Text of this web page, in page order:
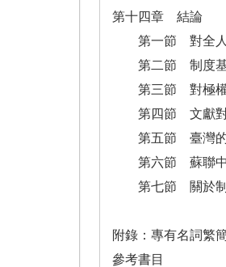
第十四章 結論
第一節 對全人
第二節 制度基
第三節 對極權
第四節 文獻
第五節 臺灣的
第六節 蘇聯中東
第七節 關於制
附錄：專有名詞繁
參考書目